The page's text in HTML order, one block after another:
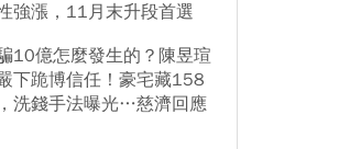
強漲，11月末升段首選
10億怎麼發生的？陳昱瑄
下跪博信任！豪宅藏158
洗錢手法曝光…慈濟回應